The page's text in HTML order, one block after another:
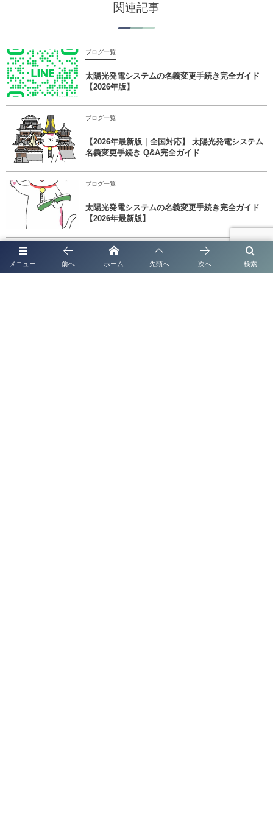
関連記事
ブログ一覧
太陽光発電システムの名義変更手続き完全ガイド
【2026年版】
ブログ一覧
【2026年最新版｜全国対応】 太陽光発電システム
名義変更手続き Q&A完全ガイド
ブログ一覧
太陽光発電システムの名義変更手続き完全ガイド
【2026年最新版】
ブログ一覧
【熊本の相続手続きなら専門家へ】高難易度・複
メニュー 検索
前へ ホーム 先頭へ 次へ